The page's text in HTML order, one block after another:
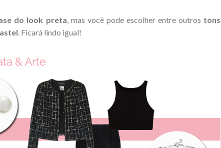
do look preta, mas você pode escolher entre outros tons
. Ficará lindo igual!